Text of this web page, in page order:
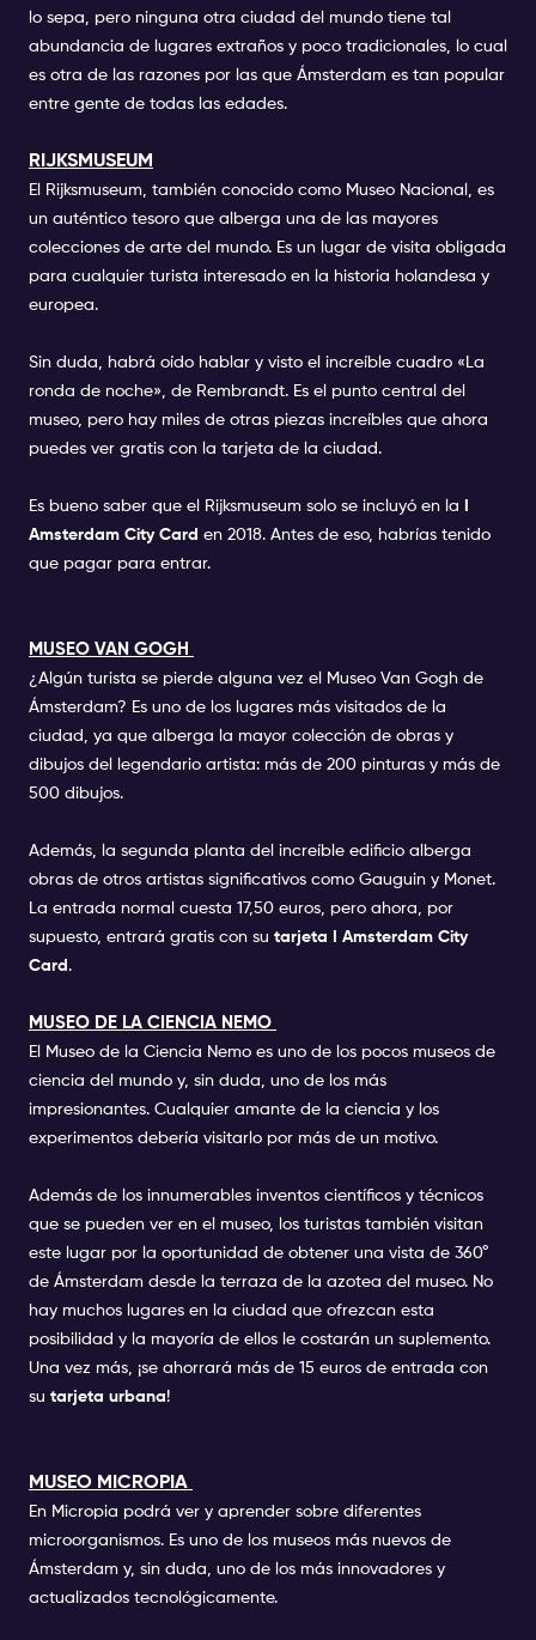
lo sepa, pero ninguna otra ciudad del mundo tiene tal
abundancia de lugares extraños y poco tradicionales, lo cual
es otra de las razones por las que Ámsterdam es tan popular
entre gente de todas las edades.
RIJKSMUSEUM
El Rijksmuseum, también conocido como Museo Nacional, es
un auténtico tesoro que alberga una de las mayores
colecciones de arte del mundo. Es un lugar de visita obligada
para cualquier turista interesado en la historia holandesa y
europea.
Sin duda, habrá oído hablar y visto el increíble cuadro «La
ronda de noche», de Rembrandt. Es el punto central del
museo, pero hay miles de otras piezas increíbles que ahora
puedes ver gratis con la tarjeta de la ciudad.
Es bueno saber que el Rijksmuseum solo se incluyó en la
Amsterdam City Card en 2018. Antes de eso, habrías tenido
que pagar para entrar.
MUSEO VAN GOGH
¿Algún turista se pierde alguna vez el Museo Van Gogh de
Ámsterdam? Es uno de los lugares más visitados de la
ciudad, ya que alberga la mayor colección de obras y
dibujos del legendario artista: más de 200 pinturas y más de
500 dibujos.
Además, la segunda planta del increíble edificio alberga
obras de otros artistas significativos como Gauguin y Monet.
La entrada normal cuesta 17,50 euros, pero ahora, por
supuesto, entrará gratis con su tarjeta I Amsterdam City
Card .
MUSEO DE LA CIENCIA NEMO
El Museo de la Ciencia Nemo es uno de los pocos museos de
ciencia del mundo y, sin duda, uno de los más
impresionantes. Cualquier amante de la ciencia y los
experimentos debería visitarlo por más de un motivo.
Además de los innumerables inventos científicos y técnicos
que se pueden ver en el museo, los turistas también visitan
este lugar por la oportunidad de obtener una vista de 360°
de Ámsterdam desde la terraza de la azotea del museo. No
hay muchos lugares en la ciudad que ofrezcan esta
posibilidad y la mayoría de ellos le costarán un suplemento.
Una vez más, ¡se ahorrará más de 15 euros de entrada con
su tarjeta urbana!
MUSEO MICROPIA
En Micropia podrá ver y aprender sobre diferentes
microorganismos. Es uno de los museos más nuevos de
Ámsterdam y, sin duda, uno de los más innovadores y
actualizados tecnológicamente.